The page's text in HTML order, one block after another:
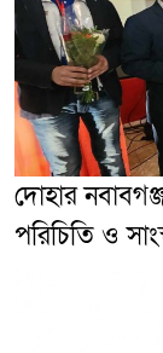
দোহার
পরিচিতি ও